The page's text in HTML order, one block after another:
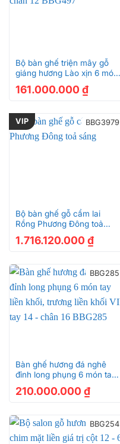
Bộ bàn ghế triện mây gỗ
giáng hương Lào xịn 6 món
161.000.000 ₫
VIP BBG3979
Bộ bàn ghế gỗ cẩm lai
Rồng Phương Đông toả
1.716.120.000 ₫
BBG285
Bàn ghế hương đá nghê
đỉnh long phụng 6 món tay
VIP tay 14 – chân 16
210.000.000 ₫
BBG254